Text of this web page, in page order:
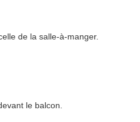
de la salle-à-manger.
le balcon.